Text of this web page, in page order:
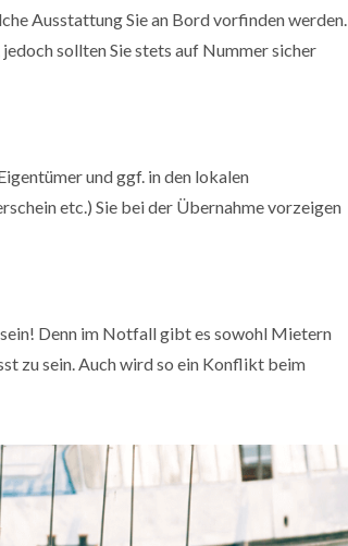
Ausstattung Sie an Bord vorfinden werden.
sollten Sie stets auf Nummer sicher
und ggf. in den lokalen
etc.) Sie bei der Übernahme vorzeigen
Denn im Notfall gibt es sowohl Mietern
zu sein. Auch wird so ein Konflikt beim